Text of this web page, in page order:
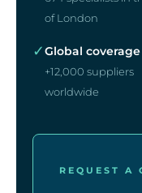
of London
✓Global coverage
+12,000 suppliers
worldwide
REQUEST A